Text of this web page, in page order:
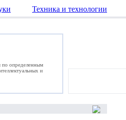
Техника и технологии
по определенным
и